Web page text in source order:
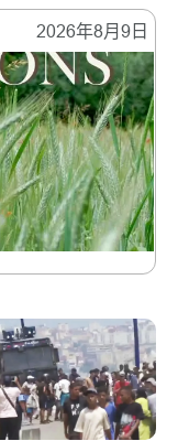
2026年8月9日